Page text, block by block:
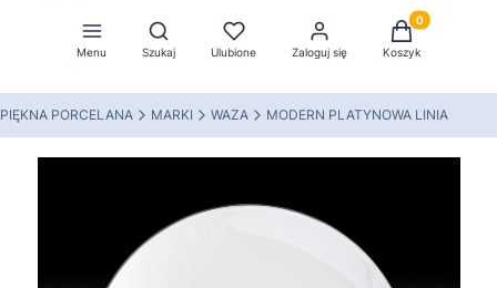
Menu
Otwórz wyszukiwarkę
Szukaj Ulubione Zaloguj się
Produkty w
Koszyk
PIĘKNA PORCELANA MARKI WAZA MODERN PLATYNOWA LINIA